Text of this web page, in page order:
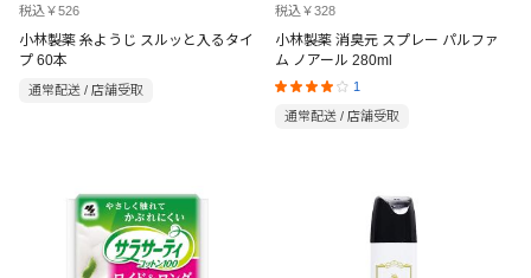
税込￥526
小林製薬 糸ようじ スルッと入るタイ
プ 60本
通常配送 / 店舗受取
税込￥328
小林製薬 消臭元 スプレー パルファ
ム ノアール 280ml
1
通常配送 / 店舗受取